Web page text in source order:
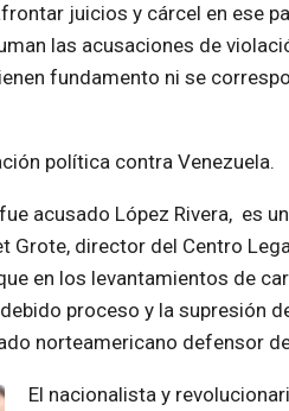
juicios y cárcel en ese
las acusaciones de
fundamento ni se
política contra Venezuela.
acusado López Rivera, es
Grote, director del Centro
en los levantamientos de
proceso y la supresión
norteamericano defensor
El nacionalista y